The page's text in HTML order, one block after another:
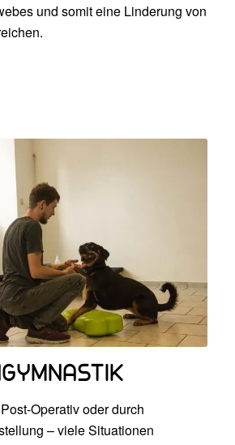
und somit eine Linderung von
Operativ oder durch
– viele Situationen